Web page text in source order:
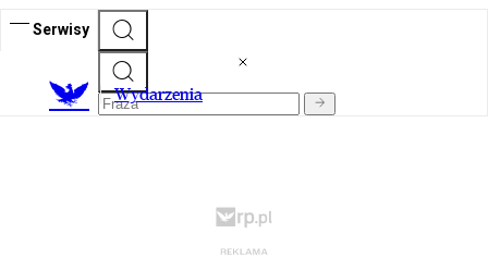
Serwisy
Wydarzenia